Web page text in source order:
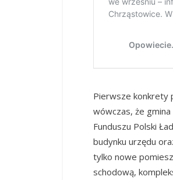
Pierwsze konkrety
wówczas, że
Funduszu Polski
budynku urzędu
tylko nowe
schodową,